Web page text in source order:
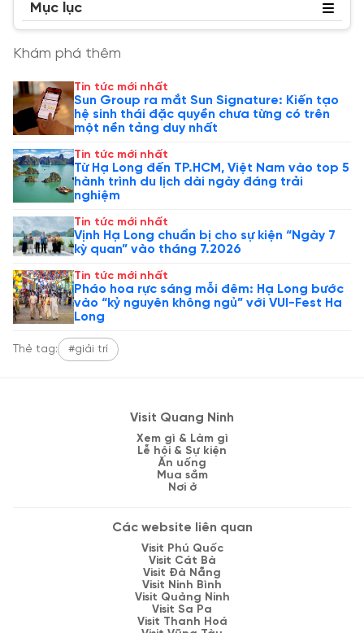
Mục lục
Khám phá thêm
Tin tức mới nhất
Sun Group ra mắt Sun Signature: Kiến tạo
hệ sinh thái đặc quyền chưa từng có trên
một nền tảng duy nhất
Tin tức mới nhất
Từ Hạ Long đến TP.HCM, Việt Nam vào top 5
hành trình du lịch dài ngày đáng trải
nghiệm
Tin tức mới nhất
Vịnh Hạ Long chuẩn bị cho sự kiện “Ngày 7
kỳ quan” vào tháng 7.2026
Tin tức mới nhất
Pháo hoa rực sáng mỗi đêm: Hạ Long bước
vào “kỷ nguyên không ngủ” với VUI-Fest Ha
Long
Thẻ tag: #giải trí
Visit Quang Ninh
Xem gì & Làm gì
Lễ hội & Sự kiện
Ăn uống
Mua sắm
Nơi ở
Các website liên quan
Visit Phú Quốc
Visit Cát Bà
Visit Đà Nẵng
Visit Ninh Bình
Visit Quảng Ninh
Visit Sa Pa
Visit Thanh Hoá